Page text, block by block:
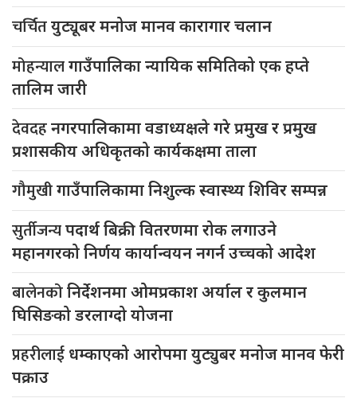
चर्चितयुट्यूबर मनोज मानव कारागार चलान
मोहन्यालगाउँपालिका न्यायिक समितिको एक हप्ते
तालिम जारी
देवदहनगरपालिकामा वडाध्यक्षले गरे प्रमुख र प्रमुख
प्रशासकीय अधिकृतको कार्यकक्षमा ताला
गौमुखीगाउँपालिकामा निशुल्क स्वास्थ्य शिविर सम्पन्न
सुर्तीजन्यपदार्थ बिक्री वितरणमा रोक लगाउने
महानगरको निर्णय कार्यान्वयन नगर्न उच्चको आदेश
बालेनकोनिर्देशनमा ओमप्रकाश अर्याल र कुलमान
घिसिङको डरलाग्दो योजना
प्रहरीलाई धम्काएको आरोपमा युट्युबर मनोज मानव फेरी
पक्राउ